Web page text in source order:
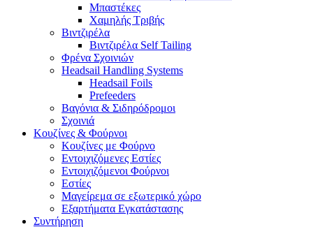
Μπαστέκες
Χαμηλής Τριβής
Βιντζιρέλα
Βιντζιρέλα Self Tailing
Φρένα Σχοινιών
Headsail Handling Systems
Headsail Foils
Prefeeders
Βαγόνια & Σιδηρόδρομοι
Σχοινιά
Κουζίνες & Φούρνοι
Κουζίνες με Φούρνο
Εντοιχιζόμενες Εστίες
Εντοιχιζόμενοι Φούρνοι
Εστίες
Μαγείρεμα σε εξωτερικό χώρο
Εξαρτήματα Εγκατάστασης
Συντήρηση